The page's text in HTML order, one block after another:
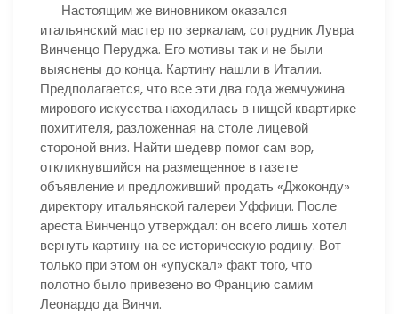
Настоящим же виновником оказался
итальянский мастер по зеркалам, сотрудник Лувра
Винченцо Перуджа. Его мотивы так и не были
выяснены до конца. Картину нашли в Италии.
Предполагается, что все эти два года жемчужина
мирового искусства находилась в нищей квартирке
похитителя, разложенная на столе лицевой
стороной вниз. Найти шедевр помог сам вор,
откликнувшийся на размещенное в газете
объявление и предложивший продать «Джоконду»
директору итальянской галереи Уффици. После
ареста Винченцо утверждал: он всего лишь хотел
вернуть картину на ее историческую родину. Вот
только при этом он «упускал» факт того, что
полотно было привезено во Францию самим
Леонардо да Винчи.